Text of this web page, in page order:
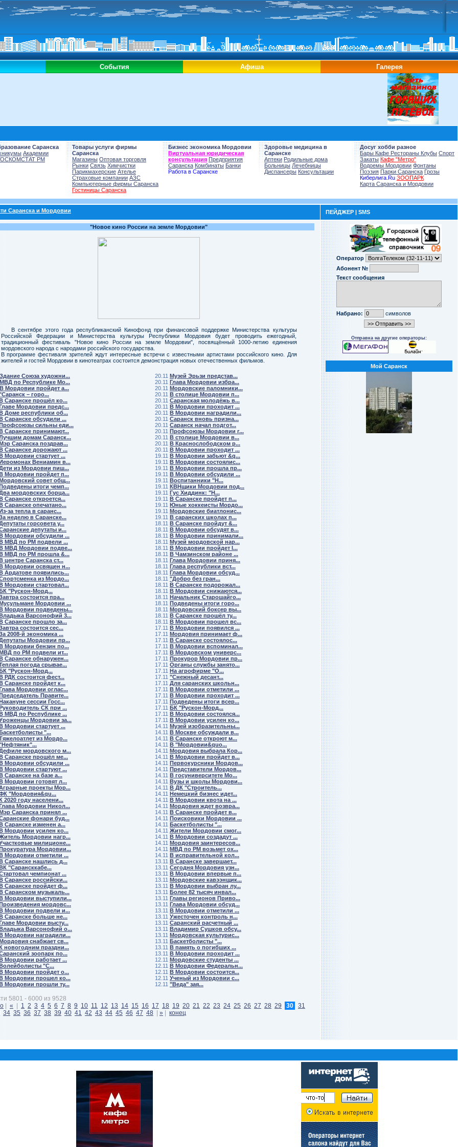
События Афиша Галерея
Саранска
Академии
РМ
Товары услуги фирмы
Саранска
Магазины Оптовая торговля
Рынки Связь Химчистки
Парикмахерские Ателье
Страховые компании АЗС
Компьютерные фирмы Саранска
Гостиницы Саранска
Бизнес экономика Мордовии
Виртуальная юридическая
консультация Предприятия
Саранска Комбинаты Банки
Работа в Саранске
Здоровье медицина в
Саранске
Аптеки Родильные дома
Больницы Лечебницы
Диспансеры Консультации
Досуг хобби разное
Бары Кафе Рестораны Клубы Спорт
Закаты Кафе "Метро"
Водоемы Мордовии Фонтаны
Поэзия Парки Саранска Грозы
Киберлига.Ru ЗООПАРК
Карта Саранска и Мордовии
Саранска и Мордовии ПЕЙДЖЕР | SMS
"Новое кино России на земле Мордовии"
В сентябре этого года республиканский Кинофонд при финансовой поддержке Министерства культуры
Российской Федерации и Министерства культуры Республики Мордовия будет проводить ежегодный,
традиционный фестиваль "Новое кино России на земле Мордовии", посвящённый 1000-летию единения
мордовского народа с народами российского государства.
В программе фестиваля зрителей ждут интересные встречи с известными артистами российского кино. Для
жителей и гостей Мордовии в кинотеатрах состоится демонстрация новых отечественных фильмов.
Здание Союза художни...
МВД по Республике Мо...
В Мордовии пройдет а...
– горо...
Саранске прошёл ко...
Мордовии предс...
Доме республики об...
Саранске обсудили ...
сильны еди...
Саранске принимают...
домам Саранск...
Саранска поздрав...
Саранске дорожают ...
Мордовии стартует ...
Вениамин в...
из Мордовии пиш...
Мордовии пройдет п...
совет общ...
итоги чемп...
мордовских борца...
Саранске откроется...
Саранске опечатано...
за тепла в саранс...
неделю в Саранске...
горсовета у...
депутаты и...
Мордовии обсудили ...
МВД по РМ подвели ...
МВД Мордовии подве...
МВД по РМ прошла &...
центре Саранска ст...
Мордовии освящен н...
Ардатове появились...
из Мордо...
Мордовии стартовал...
"Рускон-Морд...
состоится пра...
Мордовии ...
Мордовии подведены...
Варсонофий 3...
Саранске прошло за...
состоится сес...
2008-й экономика ...
Мордовии пр...
Мордовии бензин по...
по РМ подвели ит...
Саранске обнаружен...
погода срывае...
"Рускон-Морд...
РДК состоится фест...
Саранске пройдет к...
Мордовии оглас...
Правите...
сессии Госс...
СК при ...
МВД по Республике ...
Мордовии за...
Мордовии стартует ...
"...
из Мордо...
мордовского м...
Саранске прошёл ме...
Мордовии обсудили ...
Мордовии стартуют ...
Саранске на базе а...
Мордовии готовят л...
проекты Мор...
"Мордовия&qu...
2020 году населени...
Мордовии Никол...
Саранска принял ...
фонари буд...
Саранске изменен а...
Мордовии усилен ко...
Мордовии нагр...
милиционе...
Мордовии...
Мордовии отметили ...
Саранске нашлись д...
"Сарансккабе...
чемпионат ...
Саранске российски...
Саранске пройдет ф...
Саранском музыкаль...
Мордовии выступили...
мордовс...
Мордовии подвели и...
Саранске больше не...
Мордовии высту...
Варсонофий о...
Мордовии наградили...
снабжает св...
новогодним праздни...
зоопарк по...
Мордовии работает ...
"С...
Мордовии пройдет о...
Мордовии прошел ко...
Мордовии прошли ту...
20.11 Музей Эрьзи представ...
20.11 Глава Мордовии избра...
20.11 Мордовские паломники...
20.11 В столице Мордовии п...
20.11 Саранская молодёжь в...
20.11 В Мордовии проходит ...
20.11 В Мордовии наградили...
20.11 Саранск вновь призна...
20.11 Саранск начал подгот...
20.11 Профсоюзы Мордовии г...
20.11 В столице Мордовии в...
20.11 В Краснослободском р...
20.11 В Мордовии проходит ...
19.11 В Мордовии забьют &q...
19.11 В Мордовии состоялис...
19.11 В Мордовии прошла пр...
19.11 В Мордовии обсудили ...
19.11 Воспитанники "Н...
19.11 КВНщики Мордовии под...
19.11 Гус Хиддинк: "Н...
19.11 В Саранске пройдет п...
19.11 Юные хоккеисты Мордо...
19.11 Мордовские биатлонис...
19.11 В саранских школах п...
18.11 В Саранске пройдут &...
18.11 В Мордовии обсудят в...
18.11 В Мордовии принимали...
18.11 Музей мордовской нар...
18.11 В Мордовии пройдет I...
18.11 В Чамзинском районе ...
18.11 Глава Мордовии приня...
18.11 Глава республики вст...
18.11 Глава Мордовии обсуд...
18.11 "Добро без гран...
18.11 В Саранске подорожал...
18.11 В Мордовии снижаются...
18.11 Начальник Старошайго...
18.11 Подведены итоги горо...
18.11 Мордовский боксер вы...
18.11 В Саранске прошёл ту...
18.11 В Мордовии прошел вс...
17.11 В Мордовии появился ...
17.11 Мордовия принимает ф...
17.11 В Саранске состоялос...
17.11 В Мордовии вспоминал...
17.11 В Мордовском универс...
17.11 Прокурор Мордовии пр...
17.11 Органы службы занято...
17.11 На агрофирме "О...
17.11 "Снежный десант...
17.11 Для саранских школьн...
17.11 В Мордовии отметили ...
17.11 В Мордовии проходит ...
17.11 Подведены итоги всер...
17.11 БК "Рускон-Морд...
17.11 В Мордовии состоялся...
17.11 В Мордовии усилен ко...
14.11 Музей изобразительны...
14.11 В Москве обсуждали в...
14.11 В Саранске откроют м...
14.11 В "Мордовии&quo...
14.11 Мордовия выбрала Кор...
14.11 В Мордовии пройдет в...
14.11 Первокурсники Мордов...
14.11 Представители Мордов...
14.11 В госуниверситете Мо...
14.11 Вузы и школы Мордови...
14.11 В ДК "Строитель...
14.11 Немецкий бизнес идет...
14.11 В Мордовии квота на ...
14.11 Мордовия ждет возвра...
14.11 В Саранске пройдет в...
14.11 Поисковики Мордовии ...
14.11 Баскетболисты "...
14.11 Жители Мордовии смог...
14.11 В Мордовии создадут ...
14.11 Мордовия заинтересов...
14.11 МВД по РМ возьмет ох...
14.11 В исправительной кол...
13.11 В Саранске завершает...
13.11 Сегодня Мордовия узн...
13.11 В Мордовии впервые п...
13.11 Мордовские кавээнщик...
13.11 В Мордовии выбран лу...
13.11 Более 82 тысяч инвал...
13.11 Главы регионов Приво...
13.11 Глава Мордовии обсуд...
13.11 В Мордовии отметили ...
13.11 Ужесточен контроль н...
13.11 Саранский расчетный ...
13.11 Владимир Сушков обсу...
13.11 Мордовская культурис...
13.11 Баскетболисты "...
13.11 В память о погибших ...
13.11 В Мордовии проходит ...
12.11 Мордовские студенты ...
12.11 В Мордовии Федеральн...
12.11 В Мордовии состоится...
12.11 Ученый из Мордовии с...
12.11 "Веда" зая...
5801 - 6000 из 9528
« 1 2 3 4 5 6 7 8 9 10 11 12 13 14 15 16 17 18 19 20 21 22 23 24 25 26 27 28 29 30
31
34 35 36 37 38 39 40 41 42 43 44 45 46 47 48 » конец
Оператор
Абонент №
Текст сообщения
Набрано: символов
Отправка на другие операторы:
Мой Саранск